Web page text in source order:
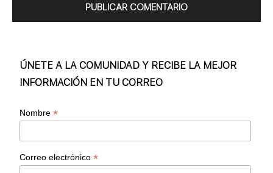
ÚNETE A LA COMUNIDAD Y RECIBE LA MEJOR
INFORMACIÓN EN TU CORREO
Nombre*
Correo electrónico*